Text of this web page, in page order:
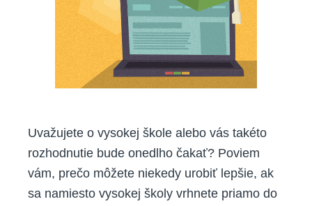
Uvažujete o vysokej škole alebo vás takéto
rozhodnutie bude onedlho čakať? Poviem
vám, prečo môžete niekedy urobiť lepšie, ak
sa namiesto vysokej školy vrhnete priamo do